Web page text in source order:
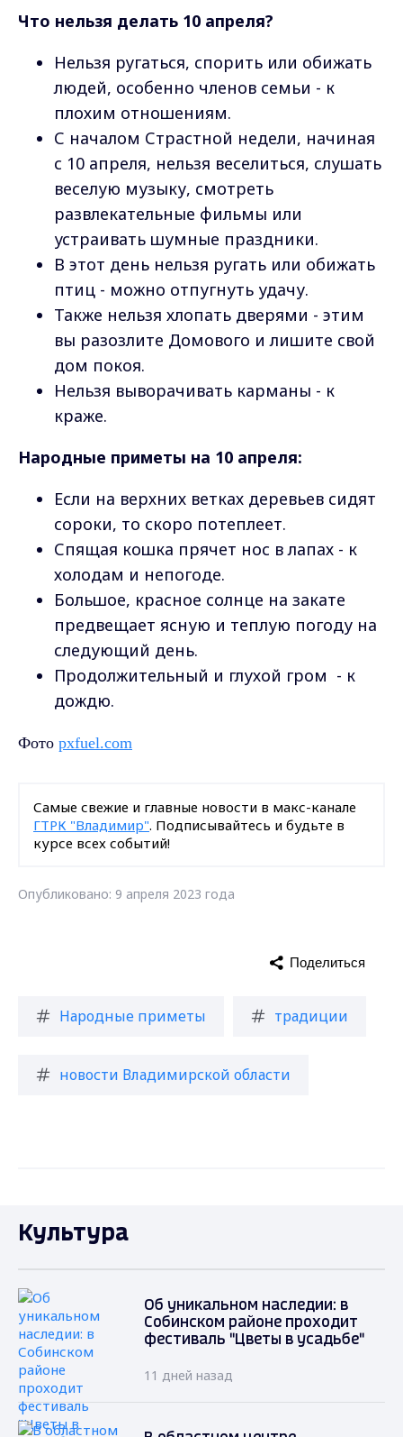
Что нельзя делать 10 апреля?
Нельзя ругаться, спорить или обижать
людей, особенно членов семьи - к
плохим отношениям.
С началом Страстной недели, начиная
с 10 апреля, нельзя веселиться, слушать
веселую музыку, смотреть
развлекательные фильмы или
устраивать шумные праздники.
В этот день нельзя ругать или обижать
птиц - можно отпугнуть удачу.
Также нельзя хлопать дверями - этим
вы разозлите Домового и лишите свой
дом покоя.
Нельзя выворачивать карманы - к
краже.
Народные приметы на 10 апреля:
Если на верхних ветках деревьев сидят
сороки, то скоро потеплеет.
Спящая кошка прячет нос в лапах - к
холодам и непогоде.
Большое, красное солнце на закате
предвещает ясную и теплую погоду на
следующий день.
Продолжительный и глухой гром - к
дождю.
Фото pxfuel.com
Самые свежие и главные новости в макс-канале
ГТРК "Владимир". Подписывайтесь и будьте в
курсе всех событий!
Опубликовано: 9 апреля 2023 года
Народные приметы традиции
новости Владимирской области
Поделиться
Культура
Об уникальном наследии: в
Собинском районе проходит
фестиваль "Цветы в усадьбе"
11 дней назад